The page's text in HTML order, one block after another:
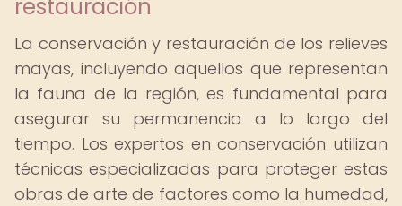
restauración
La conservación y restauración de los relieves
mayas, incluyendo aquellos que representan
la fauna de la región, es fundamental para
asegurar su permanencia a lo largo del
tiempo. Los expertos en conservación utilizan
técnicas especializadas para proteger estas
obras de arte de factores como la humedad,